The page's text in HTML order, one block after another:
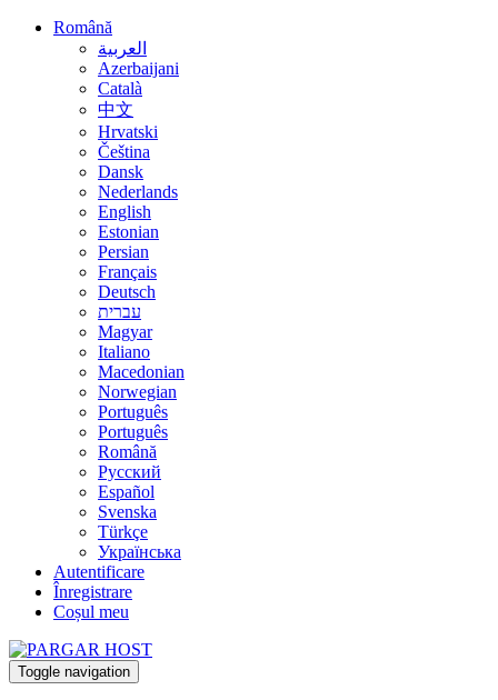
Română
العربية
Azerbaijani
Català
中文
Hrvatski
Čeština
Dansk
Nederlands
English
Estonian
Persian
Français
Deutsch
עברית
Magyar
Italiano
Macedonian
Norwegian
Português
Português
Română
Русский
Español
Svenska
Türkçe
Українська
Autentificare
Înregistrare
Coșul meu
Toggle navigation